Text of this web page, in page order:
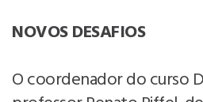
NOVOS DESAFIOS
O coordenador do curso